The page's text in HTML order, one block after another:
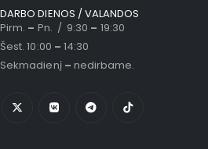
DARBO DIENOS / VALANDOS
Pirm. – Pn. / 9:30 – 19:30
Šest. 10:00 – 14:30
Sekmadienį – nedirbame.